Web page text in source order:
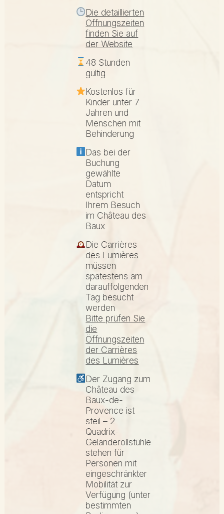
Die detaillierten
Öffnungszeiten
finden Sie auf
der Website
48 Stunden
gültig
Kostenlos für
Kinder unter 7
Jahren und
Menschen mit
Behinderung
Das bei der
Buchung
gewählte
Datum
entspricht
Ihrem Besuch
im Château des
Baux
Die Carrières
des Lumières
müssen
spätestens am
darauffolgenden
Tag besucht
werden
Bitte prüfen Sie
die
Öffnungszeiten
der Carrières
des Lumières
Der Zugang zum
Château des
Baux-de-
Provence ist
steil – 2
Quadrix-
Geländerollstühle
stehen für
Personen mit
eingeschränkter
Mobilität zur
Verfügung (unter
bestimmten